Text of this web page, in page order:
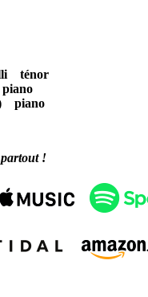
ténor
piano
partout !